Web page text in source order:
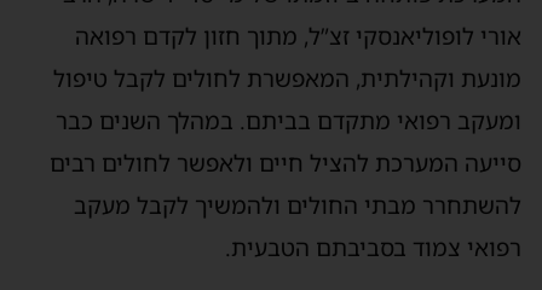
אורי לופוליאנסקי זצ”ל, מתוך חזון לקדם רפואה
מונעת וקהילתית, המאפשרת לחולים לקבל טיפול
ומעקב רפואי מתקדם בביתם. במהלך השנים כבר
סייעה המערכת להציל חיים ולאפשר לחולים רבים
להשתחרר מבתי החולים ולהמשיך לקבל מעקב
רפואי צמוד בסביבתם הטבעית.